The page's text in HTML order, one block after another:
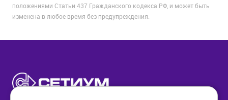
положениями Статьи 437 Гражданского кодекса РФ, и может быть
изменена в любое время без предупреждения.